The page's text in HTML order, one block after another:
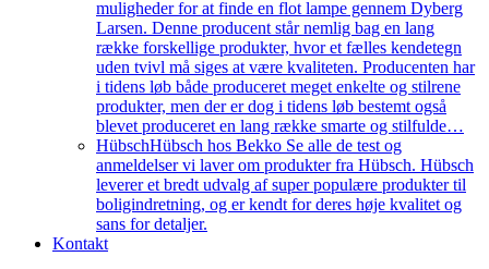
muligheder for at finde en flot lampe gennem Dyberg
Larsen. Denne producent står nemlig bag en lang
række forskellige produkter, hvor et fælles kendetegn
uden tvivl må siges at være kvaliteten. Producenten har
i tidens løb både produceret meget enkelte og stilrene
produkter, men der er dog i tidens løb bestemt også
blevet produceret en lang række smarte og stilfulde…
HübschHübsch hos Bekko Se alle de test og
anmeldelser vi laver om produkter fra Hübsch. Hübsch
leverer et bredt udvalg af super populære produkter til
boligindretning, og er kendt for deres høje kvalitet og
sans for detaljer.
Kontakt